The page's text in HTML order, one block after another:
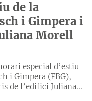
de la
i Gimpera i
Morell
especial d’estiu
i Gimpera (FBG),
de l’edifici Juliana...